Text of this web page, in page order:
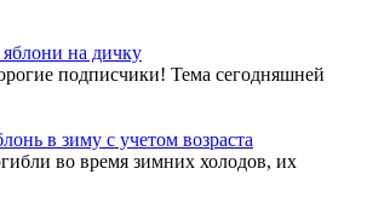
на дичку
подписчики! Тема сегодняшней
в зиму с учетом возраста
во время зимних холодов, их